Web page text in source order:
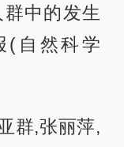
中的发生
(自然科学
群,张丽萍,